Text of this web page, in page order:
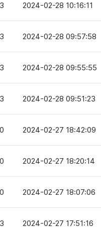
3 2024-02-28 10:16:11
3 2024-02-28 09:57:58
3 2024-02-28 09:55:55
3 2024-02-28 09:51:23
0 2024-02-27 18:42:09
0 2024-02-27 18:20:14
0 2024-02-27 18:07:06
3 2024-02-27 17:51:16